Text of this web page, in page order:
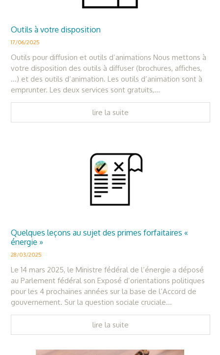
Outils à votre disposition
17/06/2025
Outils pour diffusion et outils d’animations Nous mettons à
votre disposition des outils à diffuser (brochures, affiches,
…) et des outils d’animation. Les outils d’animation sont à
emprunter. Les deux services sont gratuits,...
lire la suite
Quelques leçons au sujet des primes forfaitaires «
énergie »
28/03/2025
Le 14 mars 2025, le Ministre fédéral de l’énergie a déposé
au Parlement fédéral son Exposé d’orientations politiques
pour les 4 prochaines années sur la base de l’Accord de
gouvernement. Sur la question sociale cruciale...
lire la suite